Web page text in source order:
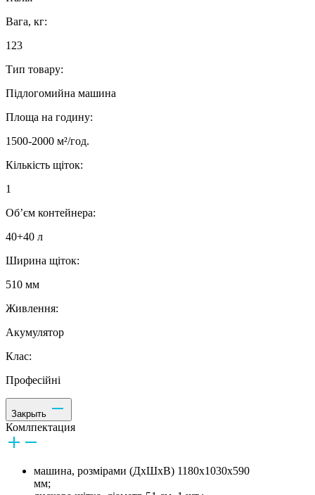
Вага, кг:
123
Тип товару:
Підлогомийна машина
Площа на годину:
1500-2000 м²/год.
Кількість щіток:
1
Об’єм контейнера:
40+40 л
Ширина щіток:
510 мм
Живлення:
Акумулятор
Клас:
Професійні
Закрыть
Комлпектация
машина, розмірами (ДхШхВ) 1180х1030х590
мм;